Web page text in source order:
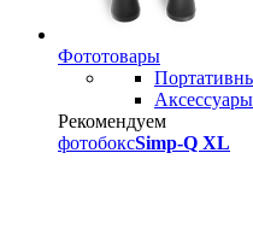
Фототовары
Рекомендуем
фотобоксSimp-Q XL